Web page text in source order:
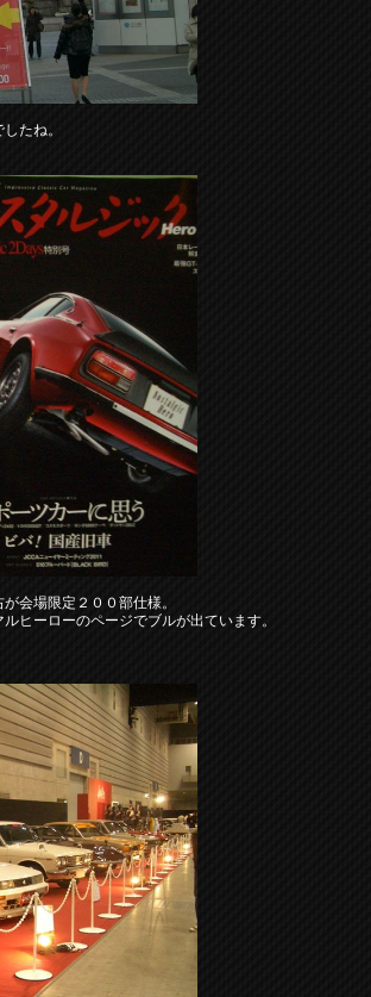
たね。
会場限定２００部仕様。
ヒーローのページでブルが出ています。